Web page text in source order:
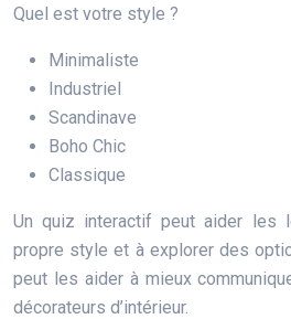
Quel est votre style ?
Minimaliste
Industriel
Scandinave
Boho Chic
Classique
Un quiz interactif peut aider les
propre style et à explorer des
peut les aider à mieux
décorateurs d’intérieur.